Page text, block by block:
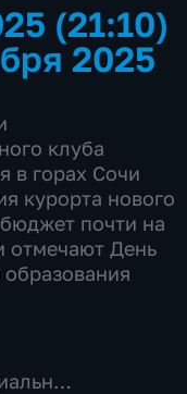
(21:10)
2025
клуба
в горах Сочи
курорта нового
почти на
отмечают День